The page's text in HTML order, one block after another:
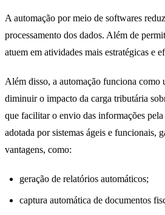
A automação por meio de softwares
processamento dos dados. Além de
atuem em atividades mais estratégicas e
Além disso, a automação funciona como
diminuir o impacto da carga tributária
que facilitar o envio das informações
adotada por sistemas ágeis e funcionais,
vantagens, como:
geração de relatórios automáticos;
captura automática de documentos